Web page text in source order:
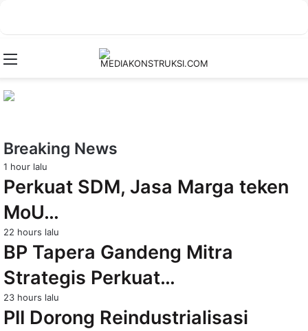
Breaking News
1 hour lalu
Perkuat SDM, Jasa Marga teken
MoU…
22 hours lalu
BP Tapera Gandeng Mitra
Strategis Perkuat…
23 hours lalu
PII Dorong Reindustrialisasi